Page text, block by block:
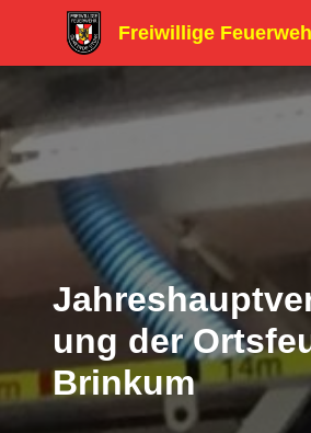
Freiwillige
ung der
Brinkum